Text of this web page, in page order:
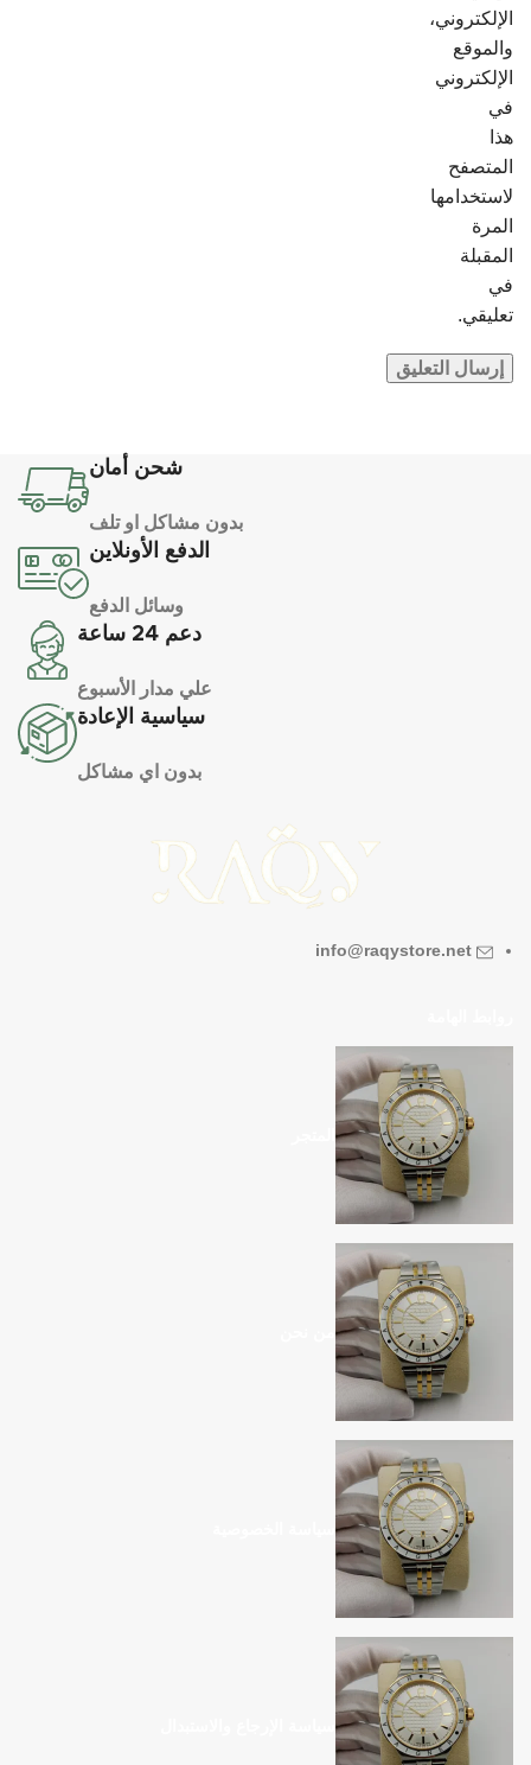
الإلكتروني،
والموقع
الإلكتروني
في
هذا
المتصفح
لاستخدامها
المرة
المقبلة
في
تعليقي.
شحن أمان
بدون مشاكل او تلف
الدفع الأونلاين
وسائل الدفع
دعم 24 ساعة
علي مدار الأسبوع
سياسية الإعادة
بدون اي مشاكل
info@raqystore.net